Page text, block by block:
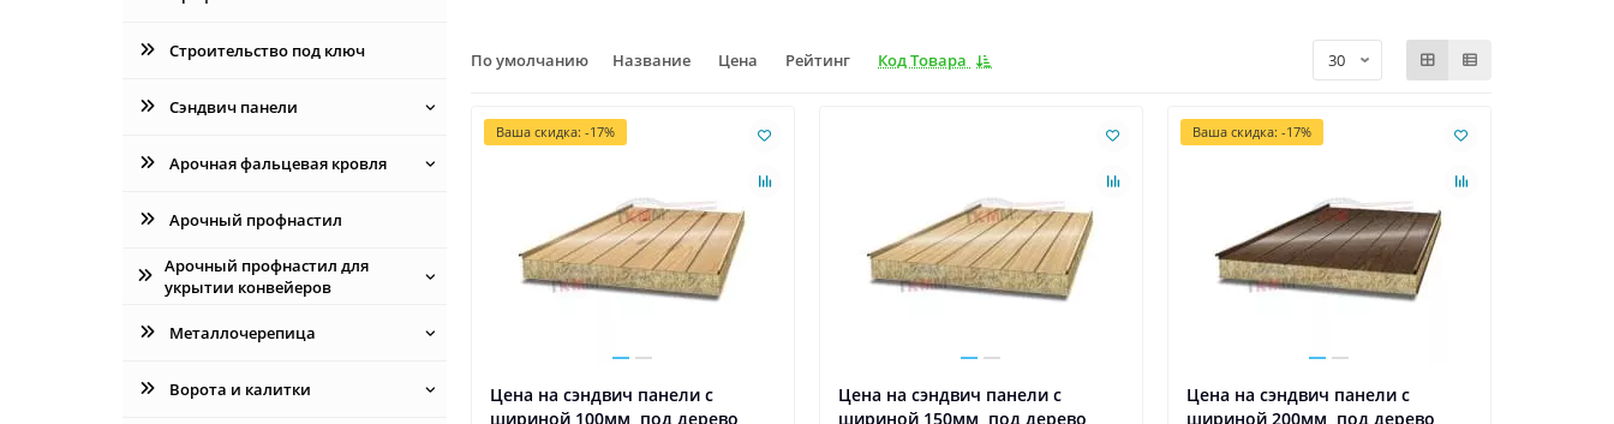
Строительство под ключ
Сэндвич панели
Арочная фальцевая кровля
Арочный профнастил
Арочный профнастил для
укрытии конвейеров
Металлочерепица
Ворота и калитки
По умолчанию Название Цена Рейтинг Код Товара
Ваша скидка: -17%
Цена на сэндвич панели с
шириной 100мм, под дерево
Цена на сэндвич панели с
шириной 150мм, под дерево
Ваша скидка: -17%
Цена на сэндвич панели с
шириной 200мм, под дерево